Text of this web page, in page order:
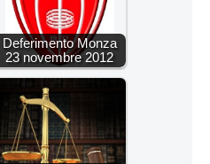
Deferimento Monza
23 novembre 2012